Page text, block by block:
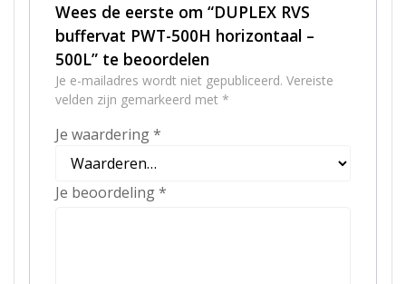
Wees de eerste om “DUPLEX RVS
buffervat PWT-500H horizontaal –
500L” te beoordelen
Je e-mailadres wordt niet gepubliceerd. Vereiste
velden zijn gemarkeerd met *
Je waardering*
Je beoordeling*